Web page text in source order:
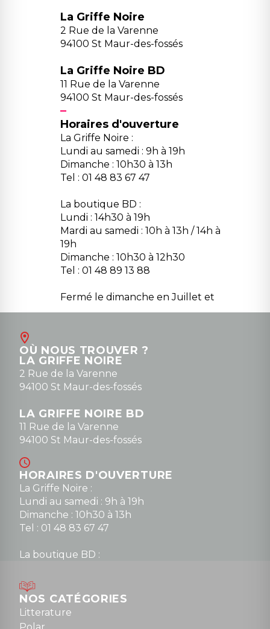
La Griffe Noire
2 Rue de la Varenne
94100 St Maur-des-fossés
La Griffe Noire BD
11 Rue de la Varenne
94100 St Maur-des-fossés
Horaires d'ouverture
La Griffe Noire :
Lundi au samedi : 9h à 19h
Dimanche : 10h30 à 13h
Tel : 01 48 83 67 47
La boutique BD :
Lundi : 14h30 à 19h
Mardi au samedi : 10h à 13h / 14h à
19h
Dimanche : 10h30 à 12h30
Tel : 01 48 89 13 88
Fermé le dimanche en Juillet et
Août
contact@la-griffe-noire.com
0148836747
OÙ NOUS TROUVER ?
LA GRIFFE NOIRE
2 Rue de la Varenne
94100 St Maur-des-fossés
LA GRIFFE NOIRE BD
11 Rue de la Varenne
94100 St Maur-des-fossés
HORAIRES D'OUVERTURE
La Griffe Noire :
Lundi au samedi : 9h à 19h
Dimanche : 10h30 à 13h
Tel : 01 48 83 67 47
La boutique BD :
Mardi au samedi : 10h à 13h / 14h à 19h
Dimanche : 10h30 à 12h30
Tel : 01 48 89 13 88
NOS CATÉGORIES
Litterature